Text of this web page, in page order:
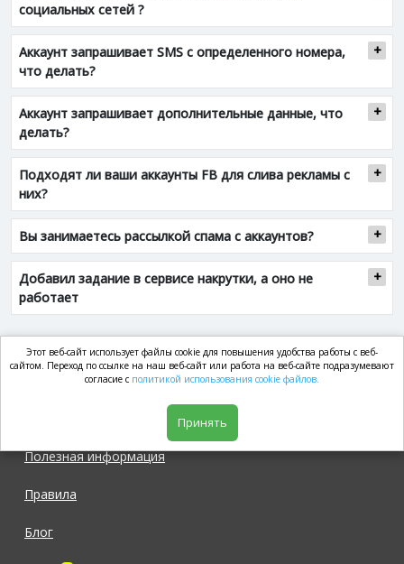
социальных сетей ?
Аккаунт запрашивает SMS с определенного номера,
что делать?
Аккаунт запрашивает дополнительные данные, что
делать?
Подходят ли ваши аккаунты FB для слива рекламы с
них?
Вы занимаетесь рассылкой спама с аккаунтов?
Добавил задание в сервисе накрутки, а оно не
работает
market.com
Полезная информация
Правила
Блог
Этот веб-сайт использует файлы cookie для повышения удобства работы с веб-
сайтом. Переход по ссылке на наш веб-сайт или работа на веб-сайте подразумевают
согласие с политикой использования cookie файлов.
Принять